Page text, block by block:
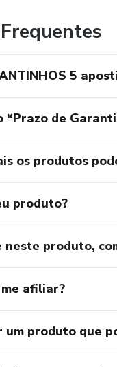
5
“Prazo de
os produtos
produto?
produto,
afiliar?
um produto que